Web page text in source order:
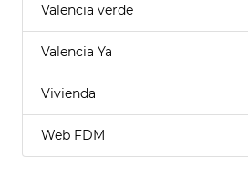
Valencia verde
Valencia Ya
Vivienda
Web FDM